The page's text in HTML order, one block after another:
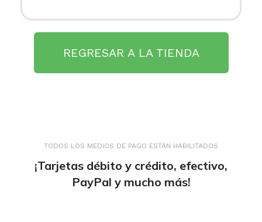
REGRESAR A LA TIENDA
TODOS LOS MEDIOS DE PAGO ESTÁN HABILITADOS
¡Tarjetas débito y crédito, efectivo,
PayPal y mucho más!